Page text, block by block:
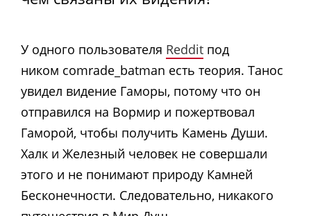
У одного пользователя Reddit под
ником comrade_batman есть теория. Танос
увидел видение Гаморы, потому что он
отправился на Вормир и пожертвовал
Гаморой, чтобы получить Камень Души.
Халк и Железный человек не совершали
этого и не понимают природу Камней
Бесконечности. Следовательно, никакого